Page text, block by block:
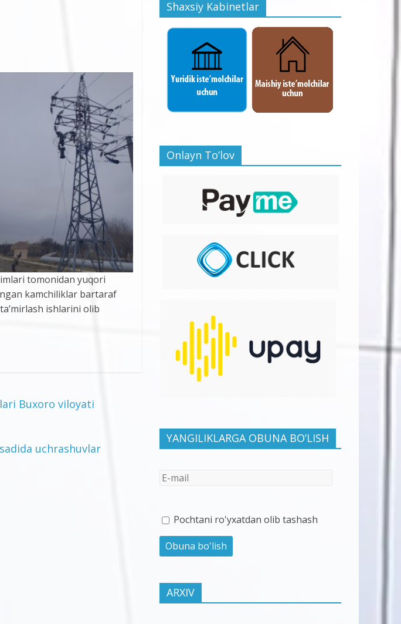
tomonidan yuqori
kamchiliklar bartaraf
ishlarini olib
Buxoro viloyati
uchrashuvlar
Shaxsiy Kabinetlar
Onlayn To’lov
YANGILIKLARGA OBUNA BO’LISH
Pochtani ro'yxatdan olib tashash
ARXIV